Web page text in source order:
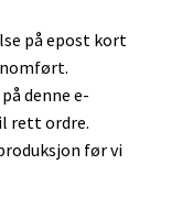
på epost kort
denne e-
rett ordre.
før vi